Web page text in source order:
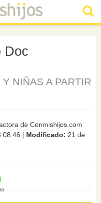
Doc
NIÑAS A PARTIR
de Conmishijos.com
08:46 | Modificado: 21 de